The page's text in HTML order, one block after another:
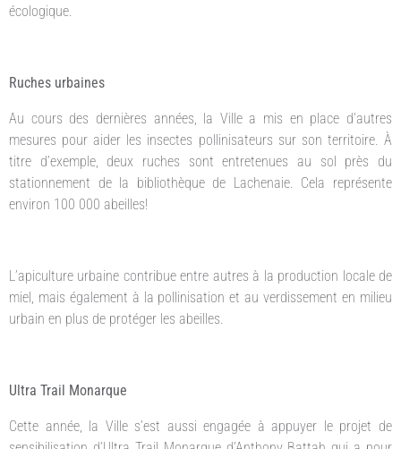
écologique.
Ruches urbaines
Au cours des dernières années, la Ville a mis en place d’autres
mesures pour aider les insectes pollinisateurs sur son territoire. À
titre d’exemple, deux ruches sont entretenues au sol près du
stationnement de la bibliothèque de Lachenaie. Cela représente
environ 100 000 abeilles!
L’apiculture urbaine contribue entre autres à la production locale de
miel, mais également à la pollinisation et au verdissement en milieu
urbain en plus de protéger les abeilles.
Ultra Trail Monarque
Cette année, la Ville s’est aussi engagée à appuyer le projet de